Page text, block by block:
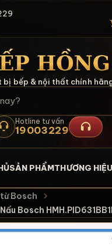
bị bếp & nội thất chính
Hotline tư vấn
19003229
SẢN PHẨMTHƯƠNG HIỆU
Bosch
Bosch